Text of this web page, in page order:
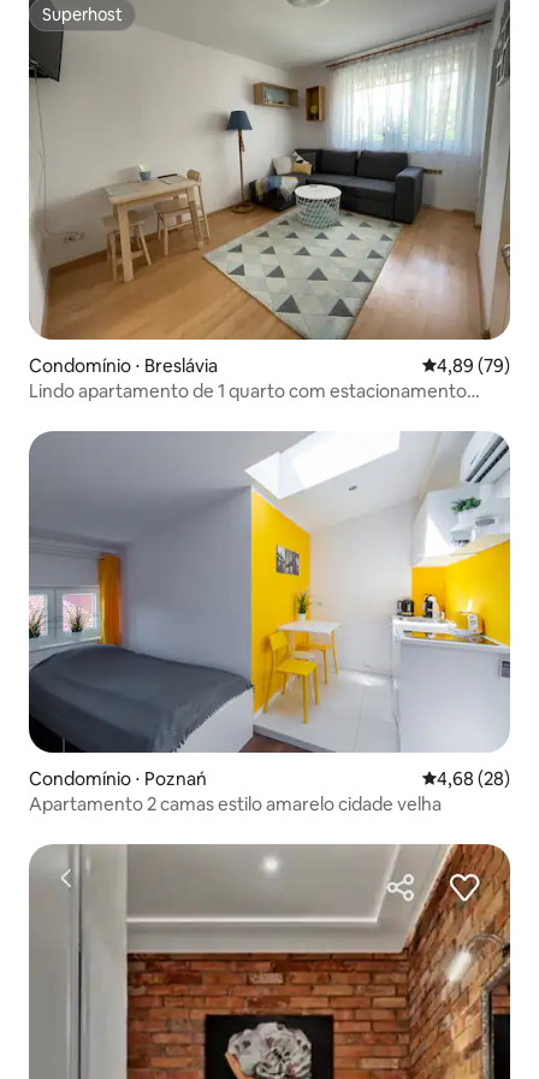
Superhost
Superhost
Condomínio ⋅ Breslávia 4,89 de uma
4,89 (79)
Lindo apartamento de 1 quarto com estacionamento
Condomínio ⋅ Poznań 4,68 de uma
4,68 (28)
Apartamento 2 camas estilo amarelo cidade velha